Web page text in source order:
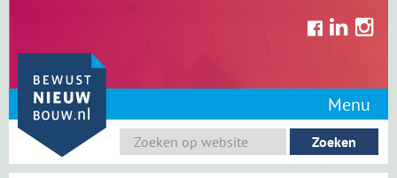
content
Menu